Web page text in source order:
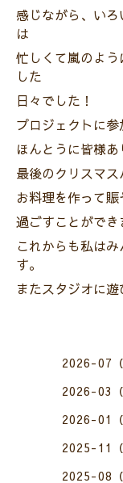
感じながら、い
は
忙しくて嵐のよ
した
日々でした！
プロジェクトに参
ほんとうに皆様あ
最後のクリスマ
お料理を作って
過ごすことがで
これからも私は
す。
またスタジオに
2026-07（
2026-03（
2026-01（
2025-11（
2025-08（